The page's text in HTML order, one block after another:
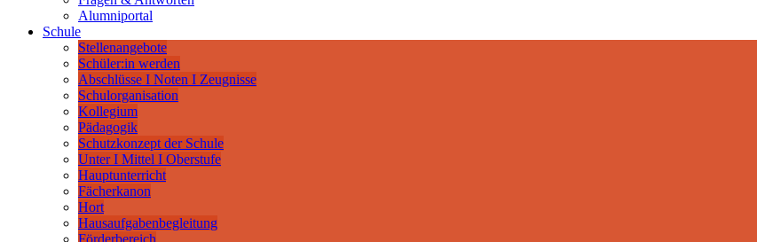
Alumniportal
Schule
Stellenangebote
Schüler:in werden
Abschlüsse I Noten I Zeugnisse
Schulorganisation
Kollegium
Pädagogik
Schutzkonzept der Schule
Unter I Mittel I Oberstufe
Hauptunterricht
Fächerkanon
Hort
Hausaufgabenbegleitung
Förderbereich